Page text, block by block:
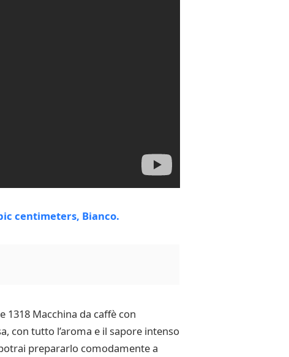
Macchina da caffè con
con tutto l’aroma e il sapore intenso
prepararlo comodamente a